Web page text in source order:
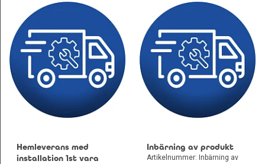
Hemleverans med
installation 1st vara
Inbärning av produkt
Artikelnummer: Inbärning av